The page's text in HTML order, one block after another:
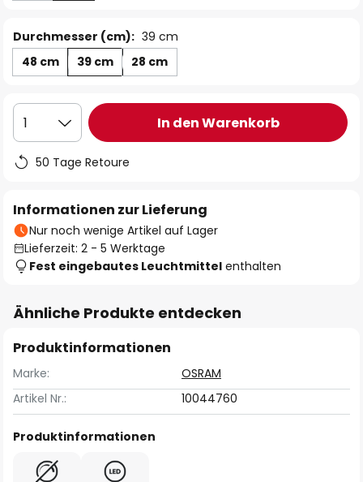
Durchmesser (cm): 39 cm
48 cm
39 cm 28 cm
1 In den Warenkorb
50 Tage Retoure
Informationen zur Lieferung
Nur noch wenige Artikel auf Lager
Lieferzeit: 2 - 5 Werktage
Fest eingebautes Leuchtmittel enthalten
Ähnliche Produkte entdecken
Produktinformationen
Marke:
OSRAM
Artikel Nr.:
10044760
Produktinformationen